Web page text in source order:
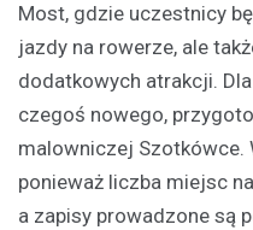
Most, gdzie uczestnicy
jazdy na rowerze, ale
dodatkowych atrakcji.
czegoś nowego,
malowniczej Szotkówce.
ponieważ liczba miejsc
a zapisy prowadzone są